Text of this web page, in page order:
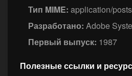
Тип MIME: application/
Разработано: Adobe
Первый выпуск: 1987
Полезные ссылки и